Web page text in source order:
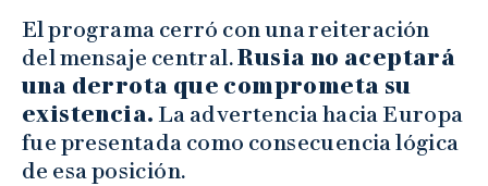
El programa cerró con una reiteración
del mensaje central.Rusia no aceptará
una derrota que comprometa su
existencia. La advertencia hacia Europa
fue presentada como consecuencia lógica
de esa posición.